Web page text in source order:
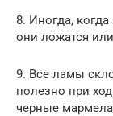
8. Иногда,
они ложатся
9. Все ламы
полезно при
черные